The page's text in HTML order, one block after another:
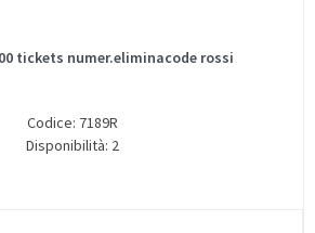
tickets numer.eliminacode rossi
Codice: 7189R
Disponibilità: 2